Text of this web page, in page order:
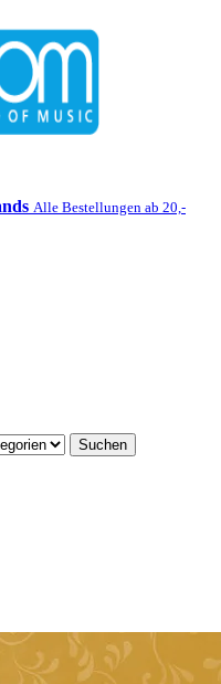
Alle Bestellungen ab 20,-
Suchen